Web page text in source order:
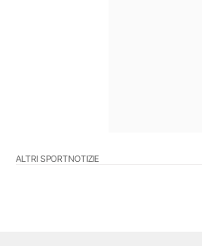
ALTRI SPORTNOTIZIE